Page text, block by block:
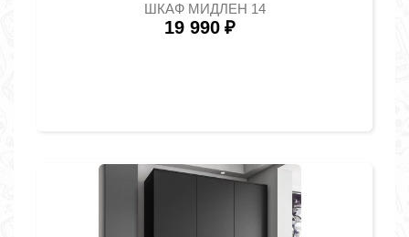
ШКАФ МИДЛЕН 14
19 990 ₽